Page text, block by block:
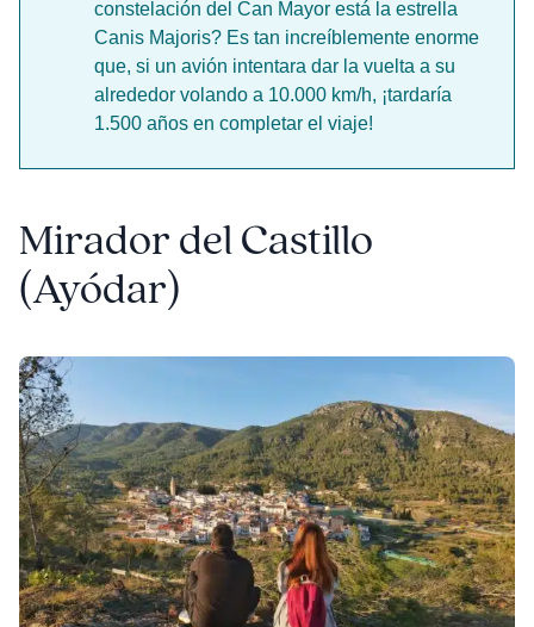
constelación del Can Mayor está la estrella
Canis Majoris? Es tan increíblemente enorme
que, si un avión intentara dar la vuelta a su
alrededor volando a 10.000 km/h, ¡tardaría
1.500 años en completar el viaje!
Mirador del Castillo
(Ayódar)